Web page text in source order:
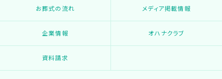
お葬式の流れ メディア掲載情報
企業情報 オハナクラブ
資料請求